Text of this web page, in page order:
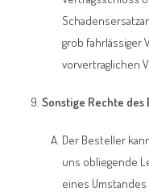
grob fahrlässiger
vorvertraglichen
Sonstige Rechte des
Der Besteller
uns obliegende
eines